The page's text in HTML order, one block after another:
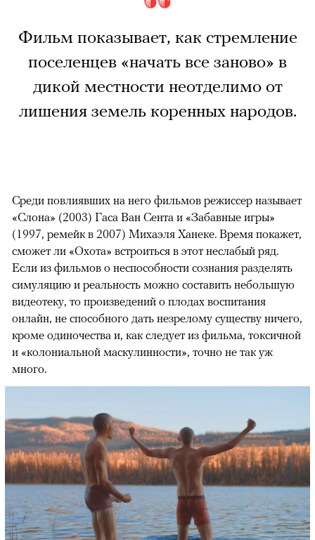
Фильм показывает, как стремление
поселенцев «начать все заново» в
дикой местности неотделимо от
лишения земель коренных народов.
Среди повлиявших на него фильмов режиссер называет
«Слона» (2003) Гаса Ван Сента и «Забавные игры»
(1997, ремейк в 2007) Михаэля Ханеке. Время покажет,
сможет ли «Охота» встроиться в этот неслабый ряд.
Если из фильмов о неспособности сознания разделять
симуляцию и реальность можно составить небольшую
видеотеку, то произведений о плодах воспитания
онлайн, не способного дать незрелому существу ничего,
кроме одиночества и, как следует из фильма, токсичной
и «колониальной маскулинности», точно не так уж
много.